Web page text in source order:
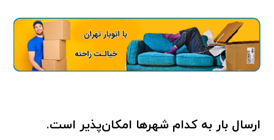
ارسال بار به کدام شهرها امکان‌پذیر است.